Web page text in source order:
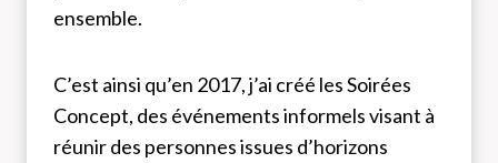
ensemble.
C’est ainsi qu’en 2017, j’ai créé les Soirées
Concept, des événements informels visant à
réunir des personnes issues d’horizons